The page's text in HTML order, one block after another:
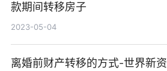
款期间转移房子
2023-05-04
离婚前财产转移的方式-世界新资